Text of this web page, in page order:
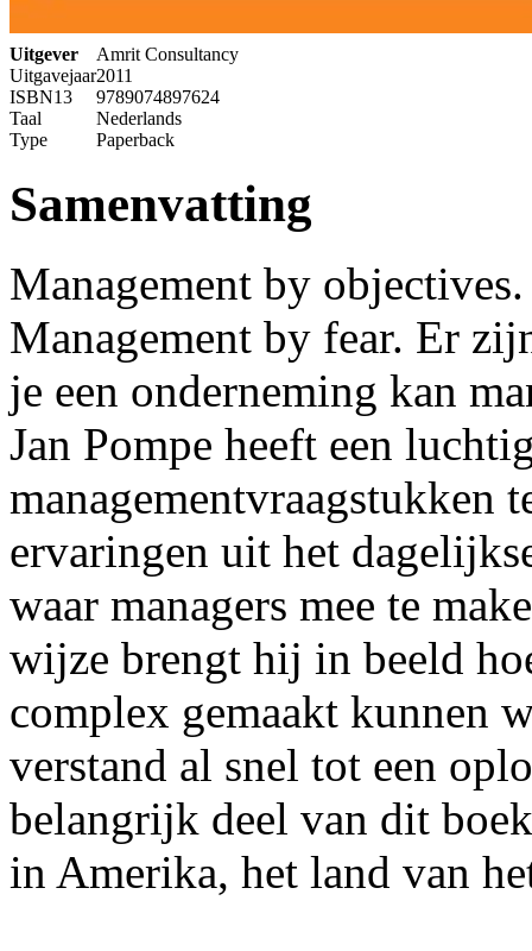
Uitgever
Amrit Consultancy
Uitgavejaar2011
ISBN13
9789074897624
Taal
Nederlands
Type
Paperback
Samenvatting
Management by
Management by fear. Er
je een onderneming kan
Jan Pompe heeft een
managementvraagstukken
ervaringen uit het
waar managers mee te
wijze brengt hij in beeld
complex gemaakt kunnen
verstand al snel tot een
belangrijk deel van dit
in Amerika, het land van